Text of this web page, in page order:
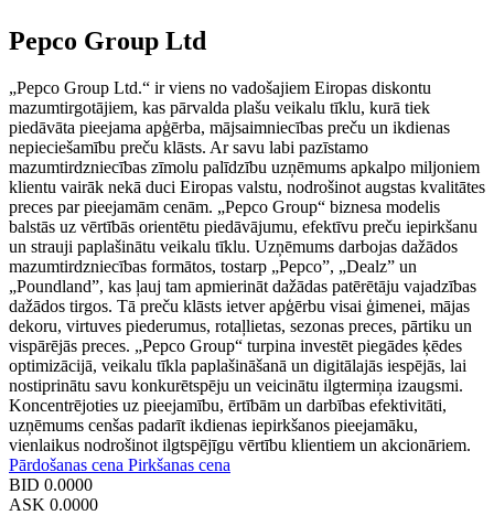
Pepco Group Ltd
„Pepco Group Ltd.“ ir viens no vadošajiem Eiropas diskontu
mazumtirgotājiem, kas pārvalda plašu veikalu tīklu, kurā tiek
piedāvāta pieejama apģērba, mājsaimniecības preču un ikdienas
nepieciešamību preču klāsts. Ar savu labi pazīstamo
mazumtirdzniecības zīmolu palīdzību uzņēmums apkalpo miljoniem
klientu vairāk nekā duci Eiropas valstu, nodrošinot augstas kvalitātes
preces par pieejamām cenām. „Pepco Group“ biznesa modelis
balstās uz vērtībās orientētu piedāvājumu, efektīvu preču iepirkšanu
un strauji paplašinātu veikalu tīklu. Uzņēmums darbojas dažādos
mazumtirdzniecības formātos, tostarp „Pepco”, „Dealz” un
„Poundland”, kas ļauj tam apmierināt dažādas patērētāju vajadzības
dažādos tirgos. Tā preču klāsts ietver apģērbu visai ģimenei, mājas
dekoru, virtuves piederumus, rotaļlietas, sezonas preces, pārtiku un
vispārējās preces. „Pepco Group“ turpina investēt piegādes ķēdes
optimizācijā, veikalu tīkla paplašināšanā un digitālajās iespējās, lai
nostiprinātu savu konkurētspēju un veicinātu ilgtermiņa izaugsmi.
Koncentrējoties uz pieejamību, ērtībām un darbības efektivitāti,
uzņēmums cenšas padarīt ikdienas iepirkšanos pieejamāku,
vienlaikus nodrošinot ilgtspējīgu vērtību klientiem un akcionāriem.
Pārdošanas cena Pirkšanas cena
BID 0.0000
ASK 0.0000